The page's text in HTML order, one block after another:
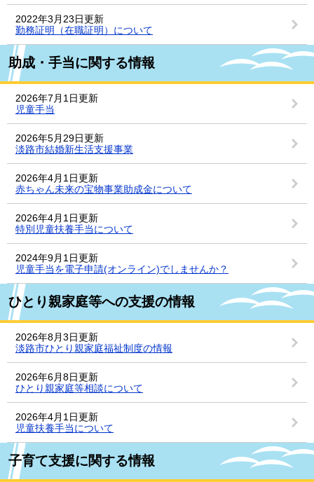
2022年3月23日更新
勤務証明（在職証明）について
助成・手当に関する情報
2026年7月1日更新
児童手当
2026年5月29日更新
淡路市結婚新生活支援事業
2026年4月1日更新
赤ちゃん未来の宝物事業助成金について
2026年4月1日更新
特別児童扶養手当について
2024年9月1日更新
児童手当を電子申請(オンライン)でしませんか？
ひとり親家庭等への支援の情報
2026年8月3日更新
淡路市ひとり親家庭福祉制度の情報
2026年6月8日更新
ひとり親家庭等相談について
2026年4月1日更新
児童扶養手当について
子育て支援に関する情報